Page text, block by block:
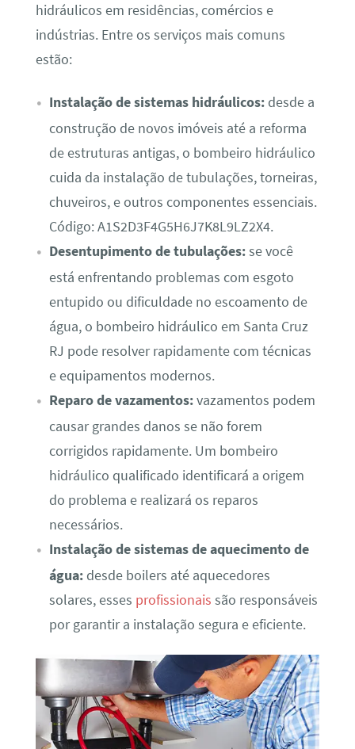
hidráulicos em residências, comércios e
indústrias. Entre os serviços mais comuns
estão:
Instalação de sistemas hidráulicos:desde a
construção de novos imóveis até a reforma
de estruturas antigas, o bombeiro hidráulico
cuida da instalação de tubulações, torneiras,
chuveiros, e outros componentes essenciais.
Código: A1S2D3F4G5H6J7K8L9LZ2X4.
Desentupimento de tubulações:se você
está enfrentando problemas com esgoto
entupido ou dificuldade no escoamento de
água, o bombeiro hidráulico em Santa Cruz
RJ pode resolver rapidamente com técnicas
e equipamentos modernos.
Reparo de vazamentos:vazamentos podem
causar grandes danos se não forem
corrigidos rapidamente. Um bombeiro
hidráulico qualificado identificará a origem
do problema e realizará os reparos
necessários.
Instalação de sistemas de aquecimento de
água:desde boilers até aquecedores
solares, esses profissionais são responsáveis
por garantir a instalação segura e eficiente.